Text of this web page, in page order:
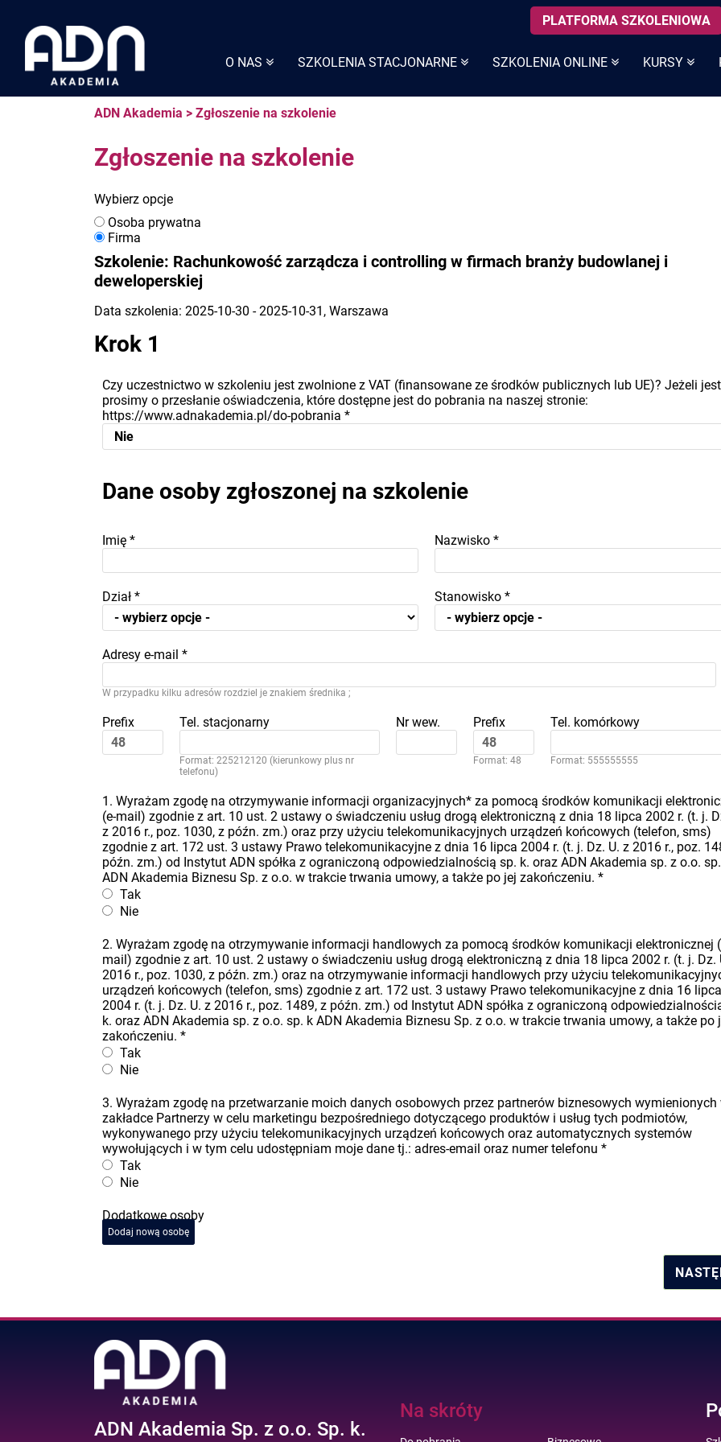
O NAS SZKOLENIA STACJONARNE SZKOLENIA ONLINE KURSY
content
PLATFORMA SZKOLENIOWA
ADN Akademia > Zgłoszenie na szkolenie
Zgłoszenie na szkolenie
Wybierz opcje
Osoba prywatna
Firma
Szkolenie: Rachunkowość zarządcza i controlling w firmach branży budowlanej i
deweloperskiej
Data szkolenia: 2025-10-30 - 2025-10-31, Warszawa
Krok 1
Czy uczestnictwo w szkoleniu jest zwolnione z VAT (finansowane ze środków publicznych lub UE)? Jeżeli
prosimy o przesłanie oświadczenia, które dostępne jest do pobrania na naszej stronie:
https://www.adnakademia.pl/do-pobrania *
Dane osoby zgłoszonej na szkolenie
Imię * Nazwisko *
Dział * Stanowisko *
Adresy e-mail *
W przypadku kilku adresów rozdziel je znakiem średnika ;
Prefix Tel. stacjonarny
Format: 225212120 (kierunkowy plus nr
telefonu)
Nr wew. Prefix
Format: 48
Tel. komórkowy
Format: 555555555
1. Wyrażam zgodę na otrzymywanie informacji organizacyjnych* za pomocą środków komunikacji
(e-mail) zgodnie z art. 10 ust. 2 ustawy o świadczeniu usług drogą elektroniczną z dnia 18 lipca 2002 r. (t. j.
z 2016 r., poz. 1030, z późn. zm.) oraz przy użyciu telekomunikacyjnych urządzeń końcowych (telefon, sms)
zgodnie z art. 172 ust. 3 ustawy Prawo telekomunikacyjne z dnia 16 lipca 2004 r. (t. j. Dz. U. z 2016 r., poz.
późn. zm.) od Instytut ADN spółka z ograniczoną odpowiedzialnością sp. k. oraz ADN Akademia sp. z o.o.
ADN Akademia Biznesu Sp. z o.o. w trakcie trwania umowy, a także po jej zakończeniu. *
Tak
Nie
2. Wyrażam zgodę na otrzymywanie informacji handlowych za pomocą środków komunikacji elektronicznej
mail) zgodnie z art. 10 ust. 2 ustawy o świadczeniu usług drogą elektroniczną z dnia 18 lipca 2002 r. (t. j. Dz.
2016 r., poz. 1030, z późn. zm.) oraz na otrzymywanie informacji handlowych przy użyciu
urządzeń końcowych (telefon, sms) zgodnie z art. 172 ust. 3 ustawy Prawo telekomunikacyjne z dnia 16 lipca
2004 r. (t. j. Dz. U. z 2016 r., poz. 1489, z późn. zm.) od Instytut ADN spółka z ograniczoną
k. oraz ADN Akademia sp. z o.o. sp. k ADN Akademia Biznesu Sp. z o.o. w trakcie trwania umowy, a także po
zakończeniu. *
Tak
Nie
3. Wyrażam zgodę na przetwarzanie moich danych osobowych przez partnerów biznesowych wymienionych
zakładce Partnerzy w celu marketingu bezpośredniego dotyczącego produktów i usług tych podmiotów,
wykonywanego przy użyciu telekomunikacyjnych urządzeń końcowych oraz automatycznych systemów
wywołujących i w tym celu udostępniam moje dane tj.: adres-email oraz numer telefonu *
Tak
Nie
Dodatkowe osoby
Dodaj nową osobę
ADN Akademia Sp. z o.o. Sp. k.
Na skróty